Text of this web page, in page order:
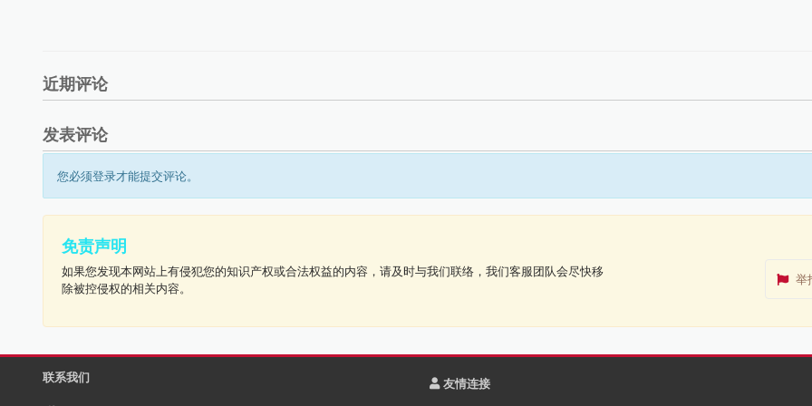
近期评论
发表评论
您必须登录才能提交评论。
免责声明
如果您发现本网站上有侵犯您的知识产权或合法权益的内容，请及时与我们联络，我们客服团队会尽快移
除被控侵权的相关内容。
举
联系我们 友情连接